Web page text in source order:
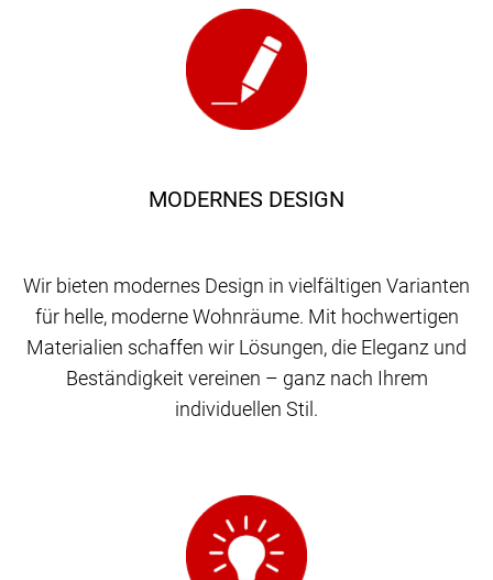
MODERNES DESIGN
Wir bieten modernes Design in vielfältigen Varianten
für helle, moderne Wohnräume. Mit hochwertigen
Materialien schaffen wir Lösungen, die Eleganz und
Beständigkeit vereinen – ganz nach Ihrem
individuellen Stil.